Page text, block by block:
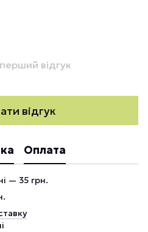
відгук
відгук
Оплата
— 35 грн.